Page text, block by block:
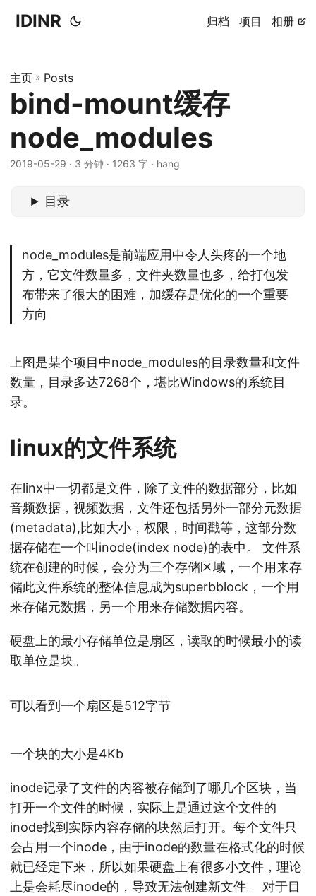
IDINR 归档 项目 相册
主页 » Posts
bind-mount缓存
node_modules
2019-05-29 · 3 分钟 · 1263 字 · hang
目录
node_modules是前端应用中令人头疼的一个地
方，它文件数量多，文件夹数量也多，给打包发
布带来了很大的困难，加缓存是优化的一个重要
方向
上图是某个项目中node_modules的目录数量和文件
数量，目录多达7268个，堪比Windows的系统目
录。
linux的文件系统
在linx中一切都是文件，除了文件的数据部分，比如
音频数据，视频数据，文件还包括另外一部分元数据
(metadata),比如大小，权限，时间戳等，这部分数
据存储在一个叫inode(index node)的表中。 文件系
统在创建的时候，会分为三个存储区域，一个用来存
储此文件系统的整体信息成为superbblock，一个用
来存储元数据，另一个用来存储数据内容。
硬盘上的最小存储单位是扇区，读取的时候最小的读
取单位是块。
可以看到一个扇区是512字节
一个块的大小是4Kb
inode记录了文件的内容被存储到了哪几个区块，当
打开一个文件的时候，实际上是通过这个文件的
inode找到实际内容存储的块然后打开。每个文件只
会占用一个inode，由于inode的数量在格式化的时候
就已经定下来，所以如果硬盘上有很多小文件，理论
上是会耗尽inode的，导致无法创建新文件。 对于目